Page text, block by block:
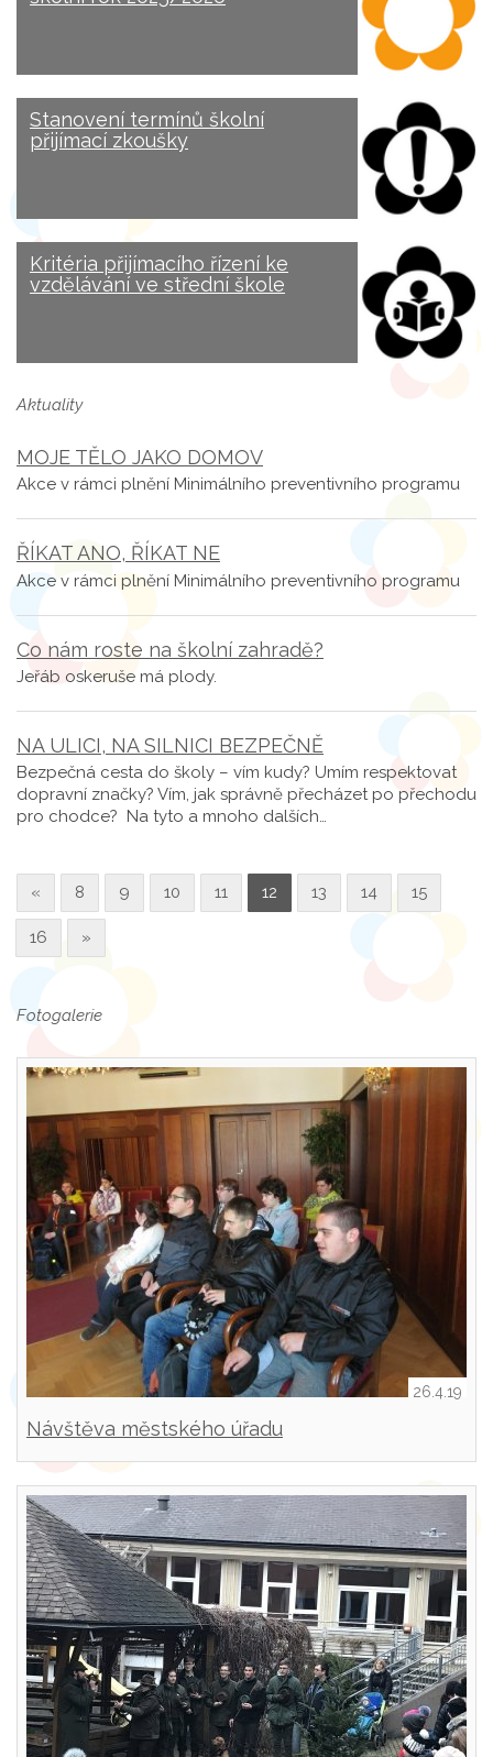
Stanovení termínů školní
přijímací zkoušky
Kritéria přijímacího řízení ke
vzdělávání ve střední škole
Aktuality
MOJE TĚLO JAKO DOMOV
Akce v rámci plnění Minimálního preventivního programu
ŘÍKAT ANO, ŘÍKAT NE
Akce v rámci plnění Minimálního preventivního programu
Co nám roste na školní zahradě?
Jeřáb oskeruše má plody.
NA ULICI, NA SILNICI BEZPEČNĚ
Bezpečná cesta do školy – vím kudy? Umím respektovat
dopravní značky? Vím, jak správně přecházet po přechodu
pro chodce? Na tyto a mnoho dalších…
« 8 9 10 11 12 13 14 15
16 »
Fotogalerie
26.4.19
Návštěva městského úřadu